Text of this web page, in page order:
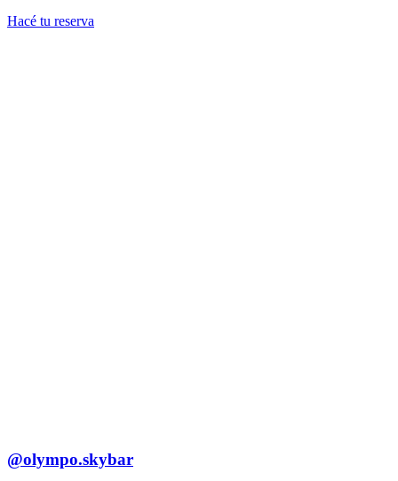
Hacé tu reserva
@olympo.skybar